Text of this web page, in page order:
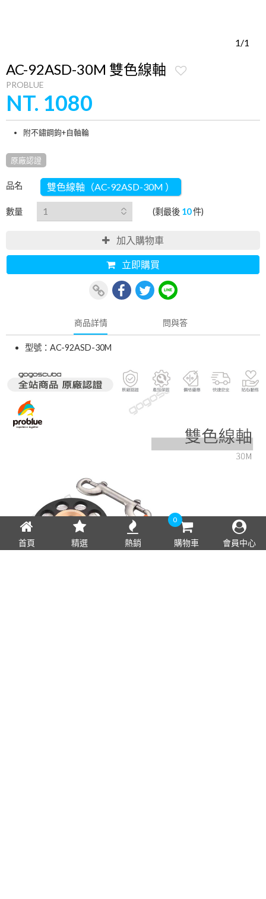
首頁 精選 熱銷
0
購物車 會員中心
1/1
AC-92ASD-30M 雙色線軸
PROBLUE
NT. 1080
附不鏽鋼鉤+自軸輪
原廠認證
品名 雙色線軸（AC-92ASD-30M ）
數量 (剩最後 10件)
加入購物車
立即購買
商品詳情 問與答
型號：AC-92ASD-30M